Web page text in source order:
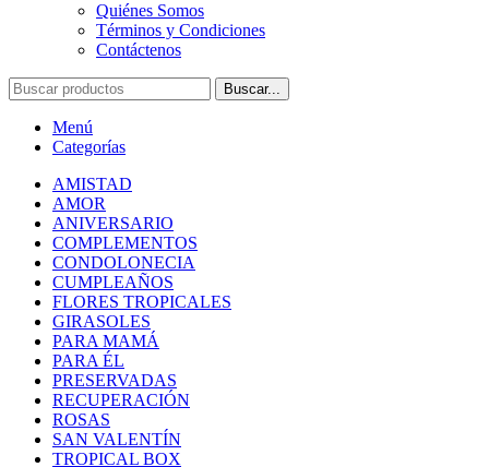
Quiénes Somos
Términos y Condiciones
Contáctenos
Buscar...
Menú
Categorías
AMISTAD
AMOR
ANIVERSARIO
COMPLEMENTOS
CONDOLONECIA
CUMPLEAÑOS
FLORES TROPICALES
GIRASOLES
PARA MAMÁ
PARA ÉL
PRESERVADAS
RECUPERACIÓN
ROSAS
SAN VALENTÍN
TROPICAL BOX